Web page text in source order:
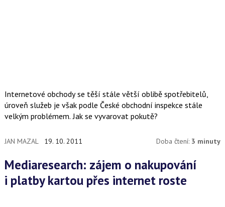
Internetové obchody se těší stále větší oblibě spotřebitelů,
úroveň služeb je však podle České obchodní inspekce stále
velkým problémem. Jak se vyvarovat pokutě?
JAN MAZAL 19. 10. 2011 Doba čtení: 3 minuty
Mediaresearch: zájem o nakupování
i platby kartou přes internet roste